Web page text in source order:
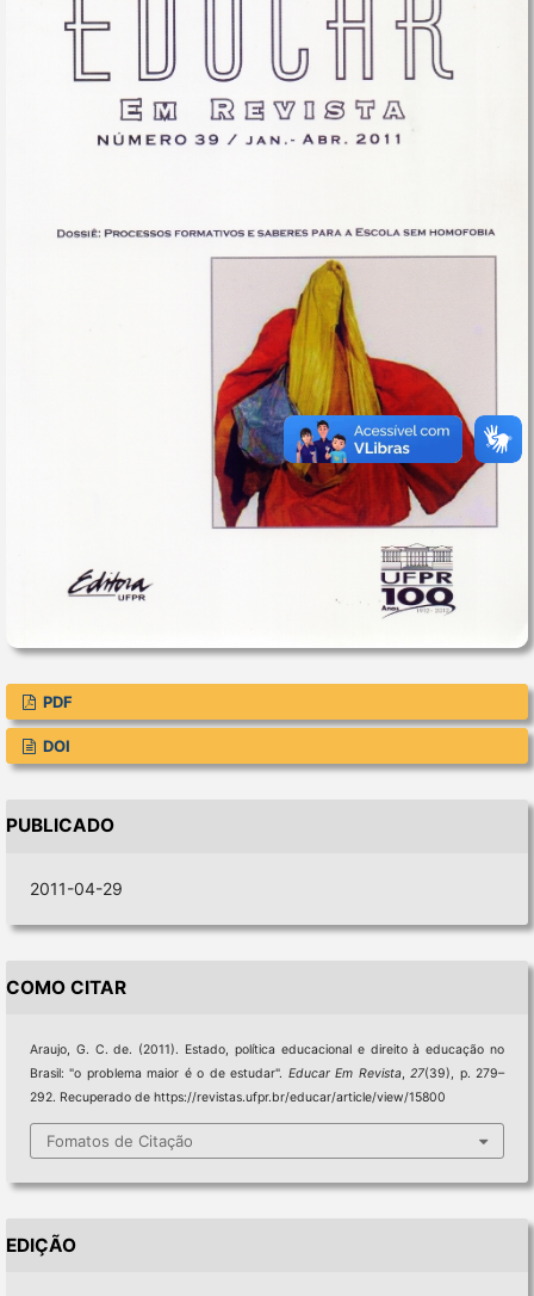
PDF
DOI
PUBLICADO
2011-04-29
COMO CITAR
Araujo, G. C. de. (2011). Estado, política educacional e direito à educação no
Brasil: "o problema maior é o de estudar". Educar Em Revista,27(39), p. 279–
292. Recuperado de https://revistas.ufpr.br/educar/article/view/15800
Fomatos de Citação
EDIÇÃO